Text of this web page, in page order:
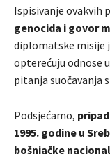
Ispisivanje ovakvih
genocida i govor
diplomatske misije
opterećuju odnose
pitanja suočavanja
Podsjećamo,
1995. godine u
bošnjačke